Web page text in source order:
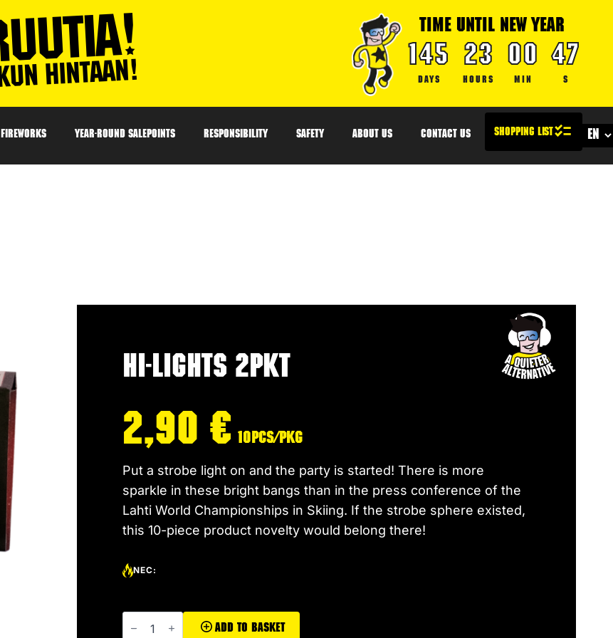
TIME UNTIL NEW YEAR
145
DAYS
23
HOURS
00
MIN
46
S
FIREWORKS YEAR-ROUND SALEPOINTS RESPONSIBILITY SAFETY ABOUT US CONTACT US
Hi-Lights 2pkt
2,90 € 10pcs/pkg
Put a strobe light on and the party is started! There is more
sparkle in these bright bangs than in the press conference of the
Lahti World Championships in Skiing. If the strobe sphere existed,
this 10-piece product novelty would belong there!
NEC:
Hi-
Lights
Add To Basket